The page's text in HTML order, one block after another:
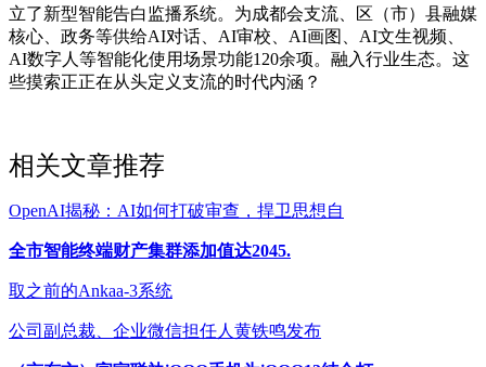
立了新型智能告白监播系统。为成都会支流、区（市）县融媒
核心、政务等供给AI对话、AI审校、AI画图、AI文生视频、
AI数字人等智能化使用场景功能120余项。融入行业生态。这
些摸索正正在从头定义支流的时代内涵？
相关文章推荐
OpenAI揭秘：AI如何打破审查，捍卫思想自
全市智能终端财产集群添加值达2045.
取之前的Ankaa-3系统
公司副总裁、企业微信担任人黄铁鸣发布